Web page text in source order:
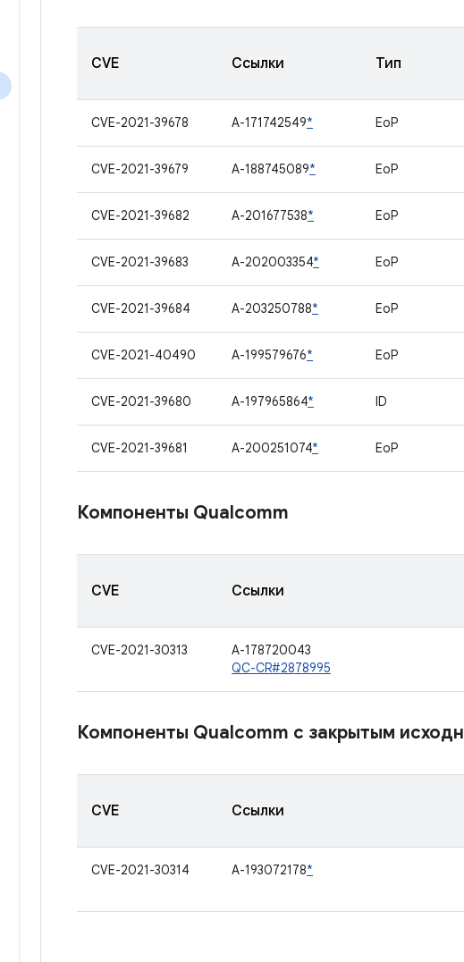
CVE Ссылки Тип
CVE-2021-39678 A-171742549* EoP
CVE-2021-39679 A-188745089* EoP
CVE-2021-39682 A-201677538* EoP
CVE-2021-39683 A-202003354* EoP
CVE-2021-39684 A-203250788* EoP
CVE-2021-40490 A-199579676* EoP
CVE-2021-39680 A-197965864* ID
CVE-2021-39681 A-200251074* EoP
Компоненты Qualcomm
CVE Ссылки
CVE-2021-30313
A-178720043
QC-CR#2878995
Компоненты Qualcomm с закрытым
CVE Ссылки
CVE-2021-30314 A-193072178*